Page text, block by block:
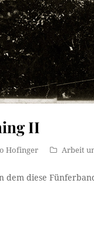
II
Hofinger Arbeit
dem diese